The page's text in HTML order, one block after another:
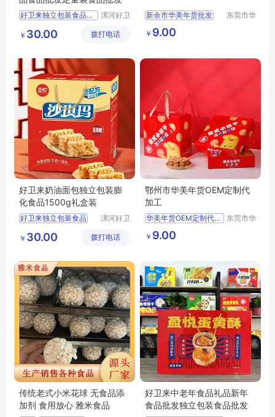
好卫来独立包装食品过节礼品食品批发定量装食品批发
漯河好卫
限公司
￥ 30.00 拨打电话
新余市华美年货批发
东莞市华
￥ 9.00
好卫来奶油面包独立包装膨
化食品1500g礼盒装
好卫来独立包装食品
漯河好卫
限公司
￥ 30.00 拨打电话
鄂州市华美年货OEM定制代
加工
华美年货OEM定制代加工
东莞市华
￥ 9.00
传统老式小米花球 无食品添
加剂 食用放心 雅米食品
好卫来中老年食品礼品新年
食品批发独立包装食品批发